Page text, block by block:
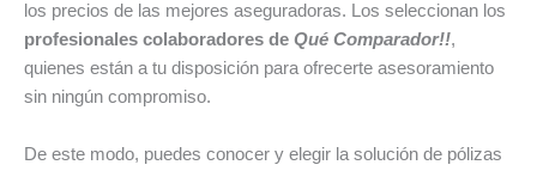
los precios de las mejores aseguradoras. Los seleccionan los
profesionales colaboradores de Qué Comparador!!,
quienes están a tu disposición para ofrecerte asesoramiento
sin ningún compromiso.
De este modo, puedes conocer y elegir la solución de pólizas